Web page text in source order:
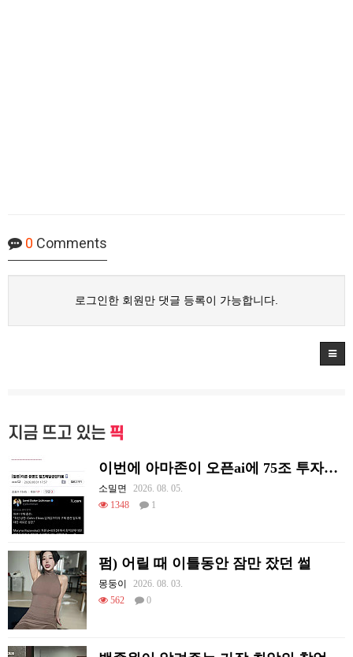
0 Comments
로그인한 회원만 댓글 등록이 가능합니다.
지금 뜨고 있는 픽
이번에 아마존이 오픈ai에 75조 투자한 이유
소밀면
2026. 08. 05.
1348
1
펌) 어릴 때 이틀동안 잠만 잤던 썰
몽둥이
2026. 08. 03.
562
0